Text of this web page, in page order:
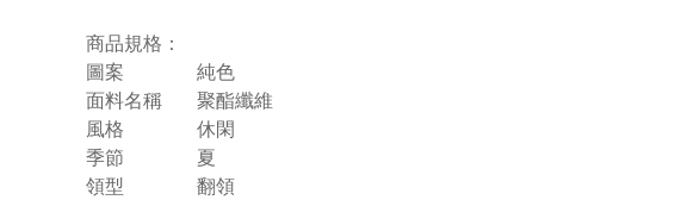
商品規格：
圖案
純色
面料名稱
聚酯纖維
風格
休閑
季節
夏
領型
翻領